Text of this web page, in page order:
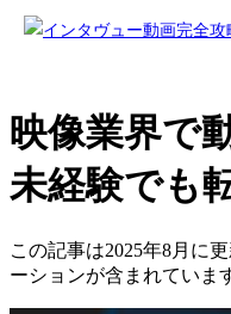
映像業界で
未経験でも
この記事は2025年8月に
ーションが含まれていま